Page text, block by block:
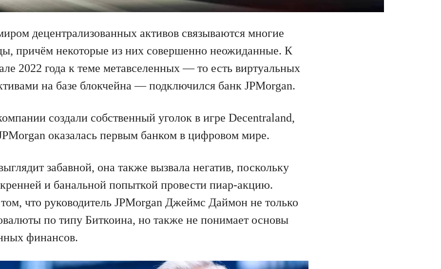
децентрализованных активов связываются многие
причём некоторые из них совершенно неожиданные. К
2022 года к теме метавселенных — то есть виртуальных
на базе блокчейна — подключился банк JPMorgan.
создали собственный уголок в игре Decentraland,
оказалась первым банком в цифровом мире.
забавной, она также вызвала негатив, поскольку
и банальной попыткой провести пиар-акцию.
что руководитель JPMorgan Джеймс Даймон не только
по типу Биткоина, но также не понимает основы
финансов.